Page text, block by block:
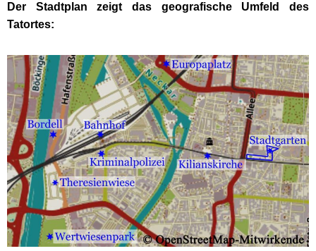
Der Stadtplan zeigt das geografische Umfeld des
Tatortes: